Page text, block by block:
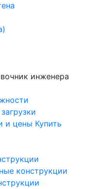
инженера
и цены Купить
конструкции